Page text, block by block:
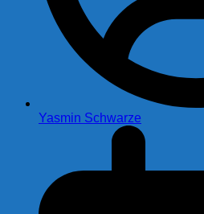
Yasmin Schwarze